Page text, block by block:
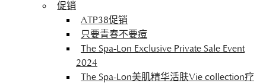
促销
ATP38促销
只要青春不要痘
The Spa-Lon Exclusive Private Sale Event
2024
The Spa-Lon美肌精华活肤Vie collection疗